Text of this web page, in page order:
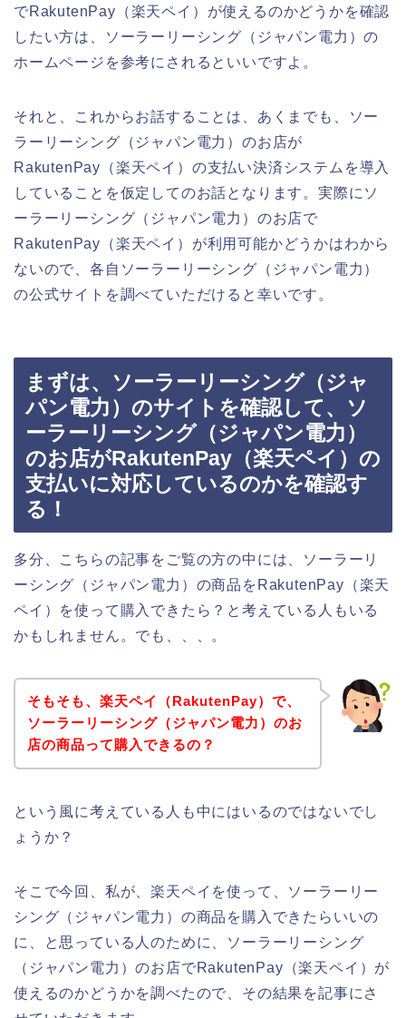
でRakutenPay（楽天ペイ）が使えるのかどうかを確認
したい方は、ソーラーリーシング（ジャパン電力）の
ホームページを参考にされるといいですよ。
それと、これからお話することは、あくまでも、ソー
ラーリーシング（ジャパン電力）のお店が
RakutenPay（楽天ペイ）の支払い決済システムを導入
していることを仮定してのお話となります。実際にソ
ーラーリーシング（ジャパン電力）のお店で
RakutenPay（楽天ペイ）が利用可能かどうかはわから
ないので、各自ソーラーリーシング（ジャパン電力）
の公式サイトを調べていただけると幸いです。
まずは、ソーラーリーシング（ジャ
パン電力）のサイトを確認して、ソ
ーラーリーシング（ジャパン電力）
のお店がRakutenPay（楽天ペイ）の
支払いに対応しているのかを確認す
る！
多分、こちらの記事をご覧の方の中には、ソーラーリ
ーシング（ジャパン電力）の商品をRakutenPay（楽天
ペイ）を使って購入できたら？と考えている人もいる
かもしれません。でも、、、。
そもそも、楽天ペイ（RakutenPay）で、
ソーラーリーシング（ジャパン電力）のお
店の商品って購入できるの？
という風に考えている人も中にはいるのではないでし
ょうか？
そこで今回、私が、楽天ペイを使って、ソーラーリー
シング（ジャパン電力）の商品を購入できたらいいの
に、と思っている人のために、ソーラーリーシング
（ジャパン電力）のお店でRakutenPay（楽天ペイ）が
使えるのかどうかを調べたので、その結果を記事にさ